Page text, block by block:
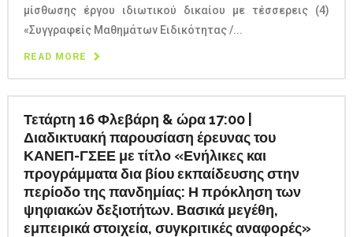
μίσθωσης έργου ιδιωτικού δικαίου με τέσσερεις (4)
«Συγγραφείς Μαθημάτων Ειδικότητας /...
READ MORE
Τετάρτη 16 Φλεβάρη & ώρα 17:00 |
Διαδικτυακή παρουσίαση έρευνας του
ΚΑΝΕΠ-ΓΣΕΕ με τίτλο «Ενήλικες και
προγράμματα δια βίου εκπαίδευσης στην
περίοδο της πανδημίας: Η πρόκληση των
ψηφιακών δεξιοτήτων. Βασικά μεγέθη,
εμπειρικά στοιχεία, συγκριτικές αναφορές»